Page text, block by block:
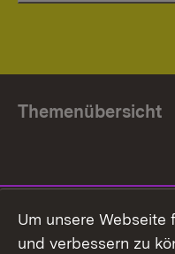
Themenübersicht
Facebook
Um unsere
und verbessern zu